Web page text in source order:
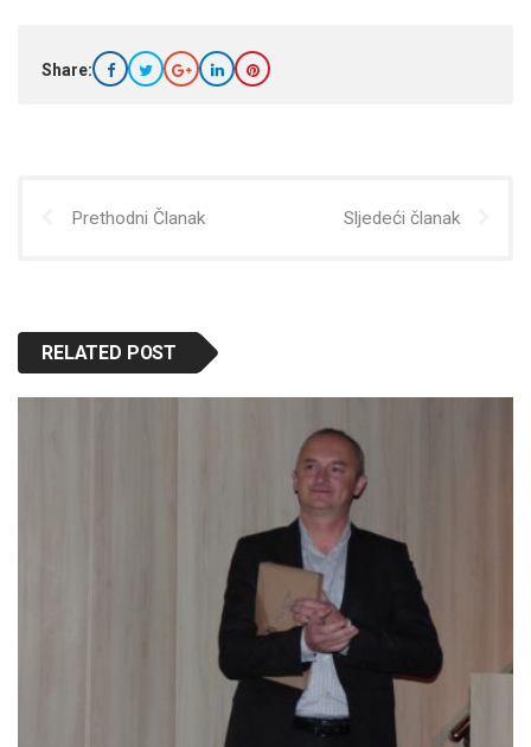
Share:
Prethodni Članak Sljedeći članak
RELATED POST